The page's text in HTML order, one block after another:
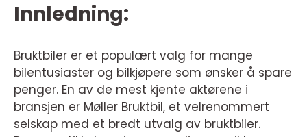
Innledning:
Bruktbiler er et populært valg for mange
bilentusiaster og bilkjøpere som ønsker å spare
penger. En av de mest kjente aktørene i
bransjen er Møller Bruktbil, et velrenommert
selskap med et bredt utvalg av bruktbiler.